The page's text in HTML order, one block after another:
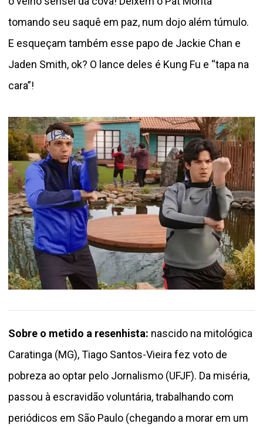
tomando seu saquê em paz, num dojo além túmulo.
E esqueçam também esse papo de Jackie Chan e
Jaden Smith, ok? O lance deles é Kung Fu e “tapa na
cara”!
Sobre o metido a resenhista: nascido na mitológica
Caratinga (MG), Tiago Santos-Vieira fez voto de
pobreza ao optar pelo Jornalismo (UFJF). Da miséria,
passou à escravidão voluntária, trabalhando com
periódicos em São Paulo (chegando a morar em um